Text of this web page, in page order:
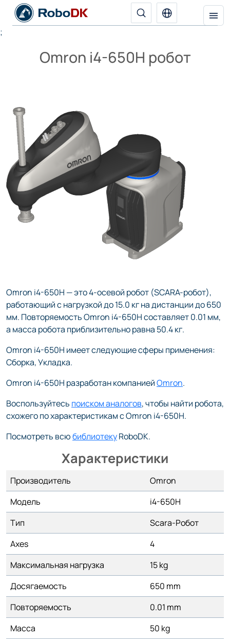
;
Omron i4-650H робот
Omron i4-650H — это 4-осевой робот (SCARA-робот),
работающий с нагрузкой до 15.0 кг на дистанции до 650
мм. Повторяемость Omron i4-650H составляет 0.01 мм,
а масса робота приблизительно равна 50.4 кг.
Omron i4-650H имеет следующие сферы применения:
Сборка, Укладка.
Omron i4-650H разработан компаниейOmron.
Воспользуйтесь поиском аналогов, чтобы найти робота,
схожего по характеристикам с Omron i4-650H.
Посмотреть всюбиблиотекуRoboDK.
Характеристики
Производитель
Omron
Модель
i4-650H
Тип
Scara-Робот
Axes
4
Максимальная нагрузка
15 kg
Досягаемость
650 mm
Повторяемость
0.01 mm
Масса
50 kg